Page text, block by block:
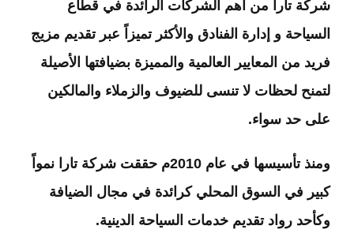
شركة تارا من أهم الشركات الرائدة في قطاع
السياحة و إدارة الفنادق والأكثر تميزاً عبر تقديم مزيج
فريد من المعايير العالمية والمميزة بضيافتها الأصيلة
لتمنح لحظات لا تنسى للضيوف والزملاء والمالكين
على حد سواء.
ومنذ تأسيسها في عام 2010م حققت شركة تارا نمواً
كبير في السوق المحلي كرائدة في مجال الضيافة
وكأحد رواد تقديم خدمات السياحة الدينية.